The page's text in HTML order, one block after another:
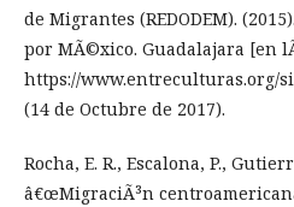
de Migrantes (REDODEM).
por MÃ©xico. Guadalajara [en
https://www.entreculturas.org/
(14 de Octubre de 2017).
Rocha, E. R., Escalona, P.,
â€œMigraciÃ³n